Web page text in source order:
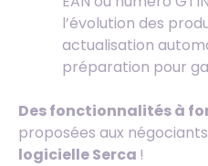
l’évolution des
actualisation
préparation pour
Des fonctionnalités à
proposées aux
logicielle Serca !